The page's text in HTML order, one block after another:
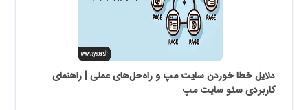
دلایل خطا خوردن سایت مپ و راه‌حل‌های عملی | راهنمای
کاربردی سئو سایت مپ